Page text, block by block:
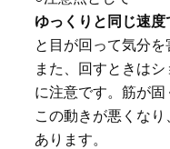
ゆっくりと同じ速度
と目が回って気分を
また、回すときは
に注意です。筋が
この動きが悪くな
あります。